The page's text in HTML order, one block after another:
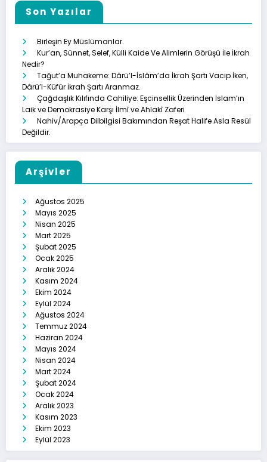
Son Yazılar
Birleşin Ey Müslümanlar.
Kur’an, Sünnet, Selef, Külli Kaide Ve Alimlerin Görüşü İle İkrah
Nedir?
Tağut’a Muhakeme: Dârü’l-İslâm’da İkrah Şartı Vacip İken,
Dârü’l-Küfür İkrah Şartı Aranmaz.
Çağdaşlık Kılıfında Cahiliye: Eşcinsellik Üzerinden İslam’ın
Laik ve Demokrasiye Karşı İlmî ve Ahlakî Zaferi
Nahiv/Arapça Dilbilgisi Bakımından Reşat Halife Asla Resül
Değildir.
Arşivler
Ağustos 2025
Mayıs 2025
Nisan 2025
Mart 2025
Şubat 2025
Ocak 2025
Aralık 2024
Kasım 2024
Ekim 2024
Eylül 2024
Ağustos 2024
Temmuz 2024
Haziran 2024
Mayıs 2024
Nisan 2024
Mart 2024
Şubat 2024
Ocak 2024
Aralık 2023
Kasım 2023
Ekim 2023
Eylül 2023